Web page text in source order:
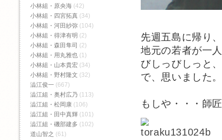
先週五島に帰り
地元の若者が一
びしっびしっと
で、思いました
もしや・・・師
小林組・原央海 (42)
小林組・四宮拓真 (34)
小林組・河田紗弥 (104)
小林組・得津有明 (2)
小林組・森田隼司 (2)
小林組・用丸雅也 (1)
小林組・山本貴宏 (34)
小林組・野村隆文 (32)
澁江俊一 (667)
澁江組・奥村広乃 (113)
澁江組・松岡康 (106)
澁江組・田中真輝 (101)
澁江組・磯部建多 (102)
道山智之 (61)